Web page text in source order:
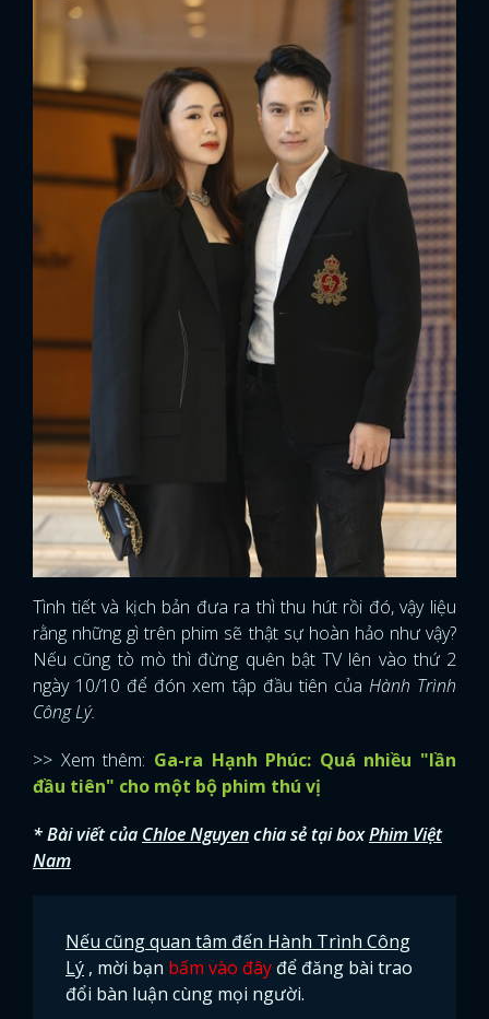
Tình tiết và kịch bản đưa ra thì thu hút rồi đó, vậy liệu
rằng những gì trên phim sẽ thật sự hoàn hảo như vậy?
Nếu cũng tò mò thì đừng quên bật TV lên vào thứ 2
ngày 10/10 để đón xem tập đầu tiên của Hành Trình
Công Lý.
>> Xem thêm: Ga-ra Hạnh Phúc: Quá nhiều "lần
đầu tiên" cho một bộ phim thú vị
* Bài viết của Chloe Nguyenchia sẻ tại boxPhim Việt
Nam
Nếu cũng quan tâm đến Hành Trình Công
Lý , mời bạn bấm vào đây để đăng bài trao
đổi bàn luận cùng mọi người.